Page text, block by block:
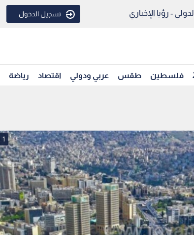
- رؤيا الإخباري تسجيل الدخول
فلسطين طقس عربي ودولي اقتصاد رياضة
1